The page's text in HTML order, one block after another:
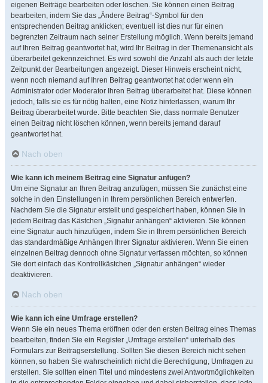
eigenen Beiträge bearbeiten oder löschen. Sie können einen Beitrag
bearbeiten, indem Sie das „Ändere Beitrag“-Symbol für den
entsprechenden Beitrag anklicken; eventuell ist dies nur für einen
begrenzten Zeitraum nach seiner Erstellung möglich. Wenn bereits jemand
auf Ihren Beitrag geantwortet hat, wird Ihr Beitrag in der Themenansicht als
überarbeitet gekennzeichnet. Es wird sowohl die Anzahl als auch der letzte
Zeitpunkt der Bearbeitungen angezeigt. Dieser Hinweis erscheint nicht,
wenn noch niemand auf Ihren Beitrag geantwortet hat oder wenn ein
Administrator oder Moderator Ihren Beitrag überarbeitet hat. Diese können
jedoch, falls sie es für nötig halten, eine Notiz hinterlassen, warum Ihr
Beitrag überarbeitet wurde. Bitte beachten Sie, dass normale Benutzer
einen Beitrag nicht löschen können, wenn bereits jemand darauf
geantwortet hat.
Nach oben
Wie kann ich meinem Beitrag eine Signatur anfügen?
Um eine Signatur an Ihren Beitrag anzufügen, müssen Sie zunächst eine
solche in den Einstellungen in Ihrem persönlichen Bereich entwerfen.
Nachdem Sie die Signatur erstellt und gespeichert haben, können Sie in
jedem Beitrag das Kästchen „Signatur anhängen“ aktivieren. Sie können
eine Signatur auch hinzufügen, indem Sie in Ihrem persönlichen Bereich
das standardmäßige Anhängen Ihrer Signatur aktivieren. Wenn Sie einen
einzelnen Beitrag dennoch ohne Signatur verfassen möchten, so können
Sie dort einfach das Kontrollkästchen „Signatur anhängen“ wieder
deaktivieren.
Nach oben
Wie kann ich eine Umfrage erstellen?
Wenn Sie ein neues Thema eröffnen oder den ersten Beitrag eines Themas
bearbeiten, finden Sie ein Register „Umfrage erstellen“ unterhalb des
Formulars zur Beitragserstellung. Sollten Sie diesen Bereich nicht sehen
können, so haben Sie wahrscheinlich nicht die Berechtigung, Umfragen zu
erstellen. Sie sollten einen Titel und mindestens zwei Antwortmöglichkeiten